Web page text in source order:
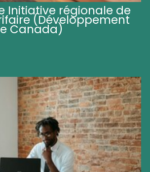
Initiative régionale de
(Développement
Canada)